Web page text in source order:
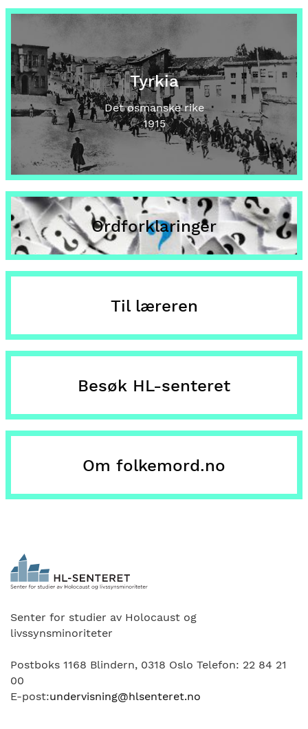
Tyrkia
Det osmanske rike
1915
Ordforklaringer
Til læreren
Besøk HL-senteret
Om folkemord.no
Senter for studier av Holocaust og
livssynsminoriteter
Postboks 1168 Blindern, 0318 Oslo Telefon: 22 84 21
00
E-post:undervisning@hlsenteret.no